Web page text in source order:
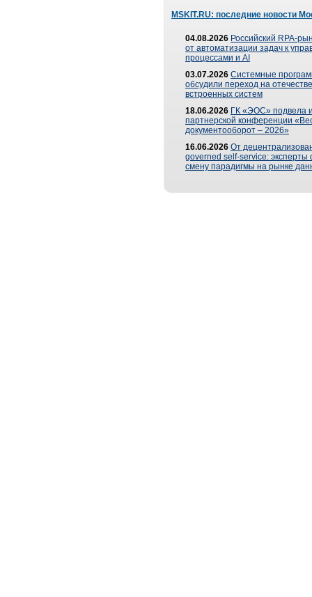
MSKIT.RU: последние новости
04.08.2026 Российский RPA-
от автоматизации задач к
процессами и AI
03.07.2026 Системные
обсудили переход на
встроенных систем
18.06.2026 ГК «ЭОС» подвела
партнерской конференции
документооборот – 2026»
16.06.2026 От
governed self-service: эксперты
смену парадигмы на рынке